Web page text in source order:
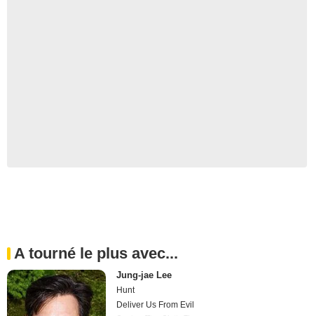
A tourné le plus avec...
Jung-jae Lee
Hunt
Deliver Us From Evil